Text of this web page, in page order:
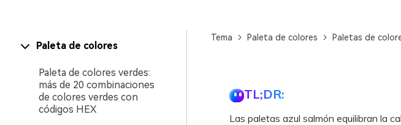
Paleta de colores
Paleta de colores verdes:
más de 20 combinaciones
de colores verdes con
códigos HEX
Tema Paleta de colores Paletas de
TL;DR:
Las paletas azul salmón equilibran la